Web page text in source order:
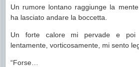
Un rumore lontano raggiunge la
ha lasciato andare la boccetta.
Un forte calore mi pervade e
lentamente, vorticosamente, mi sento
“Forse…